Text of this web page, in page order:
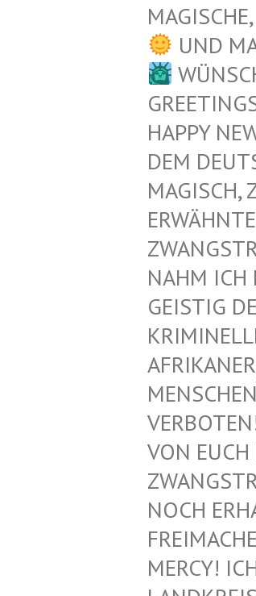
UND
HAPPY
EM
AGISCH,
AHM ICH
EISTIG
FRIKANER,
ERBOTEN!
ON EUCH
OCH
ERCY! ICH